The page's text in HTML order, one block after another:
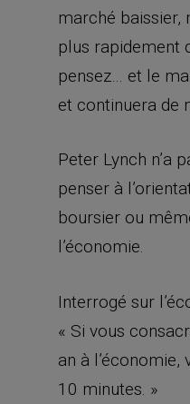
marché baissier,
plus rapidement
pensez… et le
et continuera de
Peter Lynch n’a
penser à
boursier ou
l’économie.
Interrogé sur
« Si vous
an à l’économie,
10 minutes. »